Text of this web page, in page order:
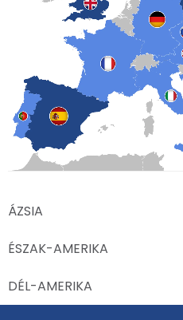
ÁZSIA
ÉSZAK-AMERIKA
DÉL-AMERIKA